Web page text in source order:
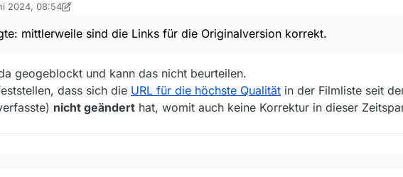
2024, 08:54
styroll
mittlerweile sind die Links für die Originalversion korrekt.
geogeblockt und kann das nicht beurteilen.
dass sich die URL für die höchste Qualität in der Filmliste seit
nicht geändert hat, womit auch keine Korrektur in dieser